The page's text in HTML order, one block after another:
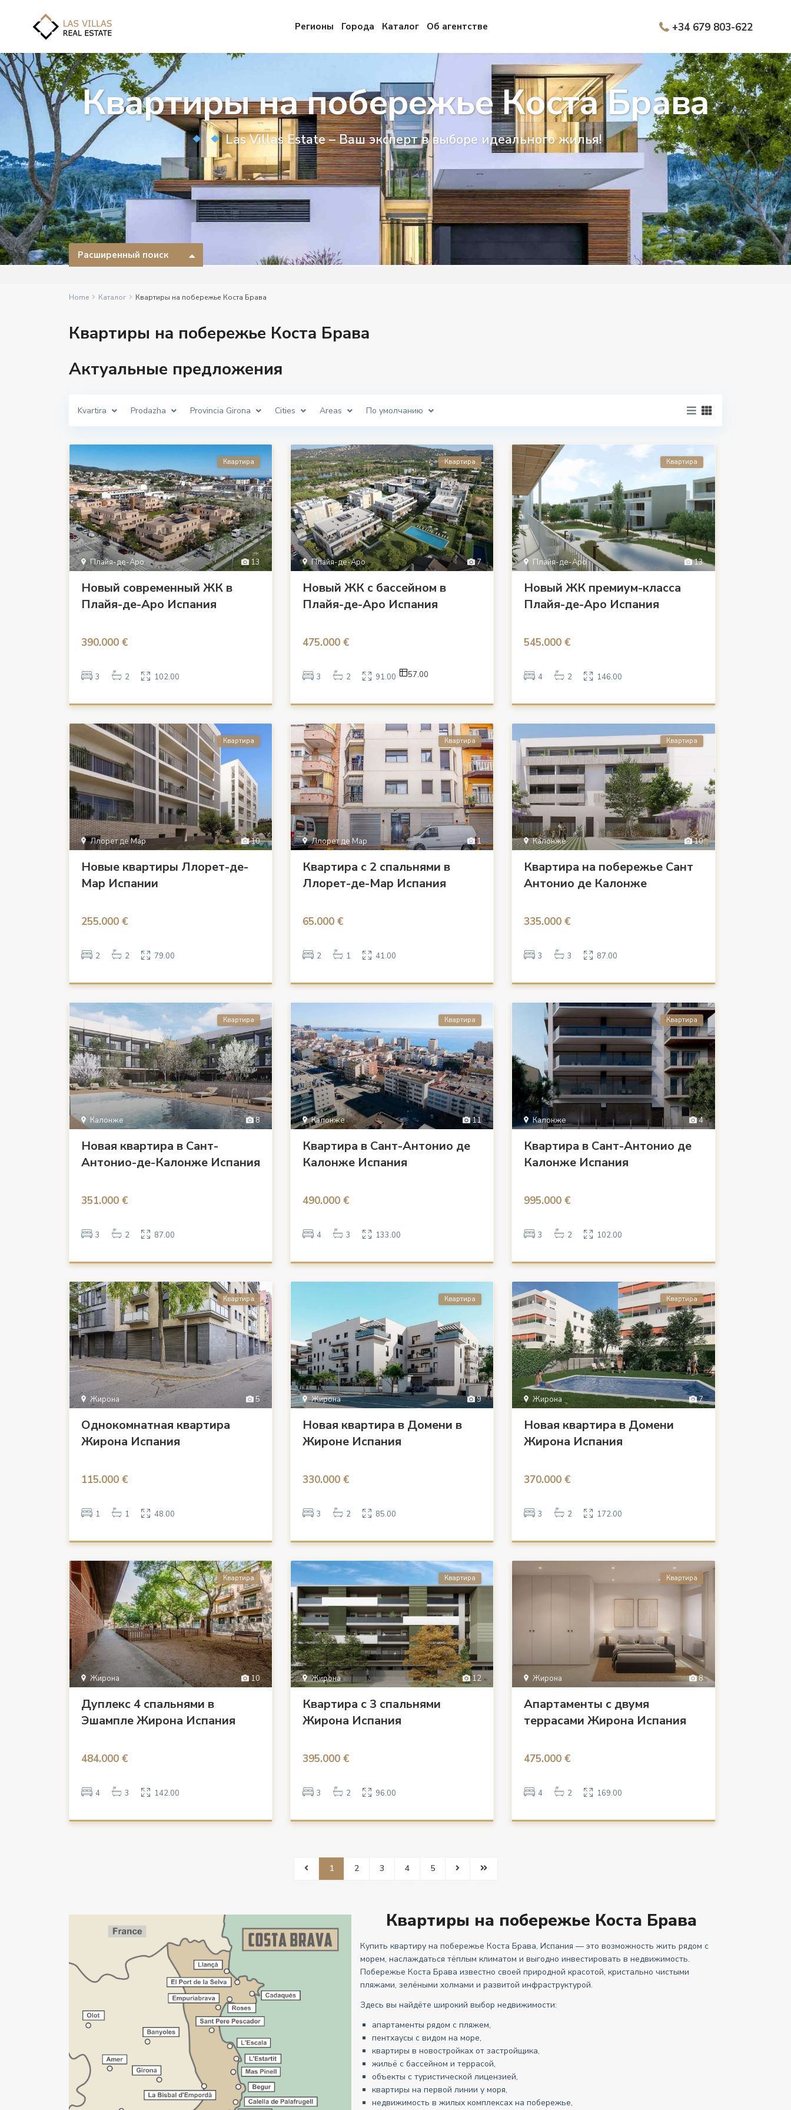
Регионы Города Каталог Об агентстве +34 679 803-622
Квартиры на побережье Коста Брава
Las Villas Estate – Ваш эксперт в выборе идеального жилья!
Расширенный поиск
Home Каталог Квартиры на побережье Коста Брава
Квартиры на побережье Коста Брава
Актуальные предложения
Kvartira Prodazha Provincia Girona Cities Areas По умолчанию
13
Плайя-де-Аро
Квартира
Новый современный ЖК в
Плайя-де-Аро Испания
390.000 €
3 2 102.00
7
Плайя-де-Аро
Квартира
Новый ЖК с бассейном в
Плайя-де-Аро Испания
475.000 €
3 2 91.00 57.00
13
Плайя-де-Аро
Квартира
Новый ЖК премиум-класса
Плайя-де-Аро Испания
545.000 €
4 2 146.00
10
Ллорет де Мар
Квартира
Новые квартиры Ллорет-де-
Мар Испании
255.000 €
2 2 79.00
1
Ллорет де Мар
Квартира
Квартира с 2 спальнями в
Ллорет-де-Мар Испания
65.000 €
2 1 41.00
10
Калонже
Квартира
Квартира на побережье Сант
Антонио де Калонже
335.000 €
3 3 87.00
8
Калонже
Квартира
Новая квартира в Сант-
Антонио-де-Калонже Испания
351.000 €
3 2 87.00
11
Калонже
Квартира
Квартира в Сант-Антонио де
Калонже Испания
490.000 €
4 3 133.00
4
Калонже
Квартира
Квартира в Сант-Антонио де
Калонже Испания
995.000 €
3 2 102.00
5
Жирона
Квартира
Однокомнатная квартира
Жирона Испания
115.000 €
1 1 48.00
9
Жирона
Квартира
Новая квартира в Домени в
Жироне Испания
330.000 €
3 2 85.00
7
Жирона
Квартира
Новая квартира в Домени
Жирона Испания
370.000 €
3 2 172.00
10
Жирона
Квартира
Дуплекс 4 спальнями в
Эшампле Жирона Испания
484.000 €
4 3 142.00
12
Жирона
Квартира
Квартира с 3 спальнями
Жирона Испания
395.000 €
3 2 96.00
8
Жирона
Квартира
Апартаменты с двумя
террасами Жирона Испания
475.000 €
4 2 169.00
1 2 3 4 5
Квартиры на побережье Коста Брава
Купить квартиру на побережье Коста Брава, Испания — это возможность жить рядом с
морем, наслаждаться тёплым климатом и выгодно инвестировать в недвижимость.
Побережье Коста Брава известно своей природной красотой, кристально чистыми
пляжами, зелёными холмами и развитой инфраструктурой.
Здесь вы найдёте широкий выбор недвижимости:
апартаменты рядом с пляжем,
пентхаусы с видом на море,
квартиры в новостройках от застройщика,
жильё с бассейном и террасой,
объекты с туристической лицензией,
квартиры на первой линии у моря,
недвижимость в жилых комплексах на побережье,